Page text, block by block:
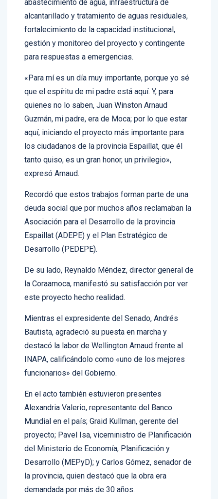
alcantarillado y tratamiento de aguas residuales,
fortalecimiento de la capacidad institucional,
gestión y monitoreo del proyecto y contingente
para respuestas a emergencias.
que el espíritu de mi padre está aquí. Y, para
quienes no lo saben, Juan Winston Arnaud
Guzmán, mi padre, era de Moca; por lo que estar
aquí, iniciando el proyecto más importante para
los ciudadanos de la provincia Espaillat, que él
tanto quiso, es un gran honor, un privilegio»,
expresó Arnaud.
deuda social que por muchos años reclamaban la
Asociación para el Desarrollo de la provincia
Espaillat (ADEPE) y el Plan Estratégico de
Desarrollo (PEDEPE).
la Coraamoca, manifestó su satisfacción por ver
este proyecto hecho realidad.
Bautista, agradeció su puesta en marcha y
destacó la labor de Wellington Arnaud frente al
INAPA, calificándolo como «uno de los mejores
funcionarios» del Gobierno.
Alexandria Valerio, representante del Banco
Mundial en el país; Graid Kullman, gerente del
proyecto; Pavel Isa, viceministro de Planificación
del Ministerio de Economía, Planificación y
Desarrollo (MEPyD); y Carlos Gómez, senador de
la provincia, quien destacó que la obra era
demandada por más de 30 años.